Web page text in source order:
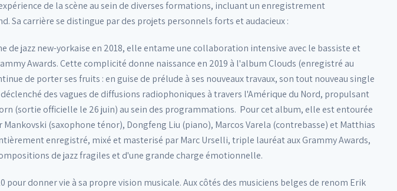
de la scène au sein de diverses formations, incluant un enregistrement
Sa carrière se distingue par des projets personnels forts et audacieux :
de jazz new-yorkaise en 2018, elle entame une collaboration intensive avec le bassiste et
Awards. Cette complicité donne naissance en 2019 à l'album Clouds (enregistré au
de porter ses fruits : en guise de prélude à ses nouveaux travaux, son tout nouveau single
des vagues de diffusions radiophoniques à travers l'Amérique du Nord, propulsant
(sortie officielle le 26 juin) au sein des programmations. Pour cet album, elle est entourée
(saxophone ténor), Dongfeng Liu (piano), Marcos Varela (contrebasse) et Matthias
enregistré, mixé et masterisé par Marc Urselli, triple lauréat aux Grammy Awards,
de jazz fragiles et d'une grande charge émotionnelle.
pour donner vie à sa propre vision musicale. Aux côtés des musiciens belges de renom Erik